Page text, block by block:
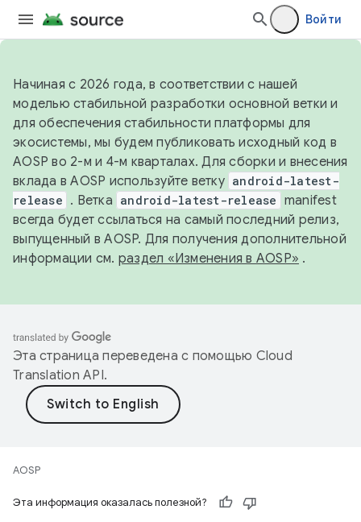
Войти
Начиная с 2026 года, в соответствии с нашей
моделью стабильной разработки основной ветки и
для обеспечения стабильности платформы для
экосистемы, мы будем публиковать исходный код в
AOSP во 2-м и 4-м кварталах. Для сборки и внесения
вклада в AOSP используйте ветку android-latest-
release . Ветка android-latest-release manifest
всегда будет ссылаться на самый последний релиз,
выпущенный в AOSP. Для получения дополнительной
информации см. раздел «Изменения в AOSP» .
Эта страница переведена с помощью Cloud
Translation API.
AOSP
Эта информация оказалась полезной?